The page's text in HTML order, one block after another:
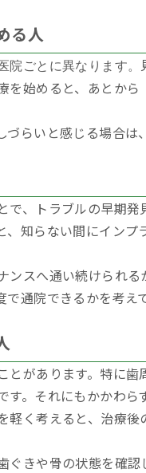
る人
院ごとに異なります。
始めると、あとから
らいと感じる場合は
、トラブルの早期
知らない間にイン
スへ通い続けられ
通院できるかを考え
があります。特に
。それにもかかわ
く考えると、治療
きや骨の状態を確